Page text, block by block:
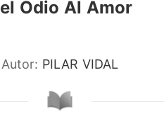
Odio Al Amor
Autor: PILAR VIDAL